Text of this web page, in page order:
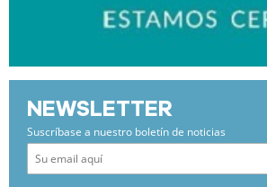
NEWSLETTER
Suscríbase a nuestro boletín de noticias